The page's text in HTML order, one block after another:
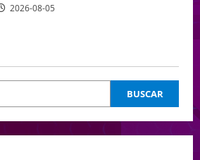
2026-08-05
BUSCAR